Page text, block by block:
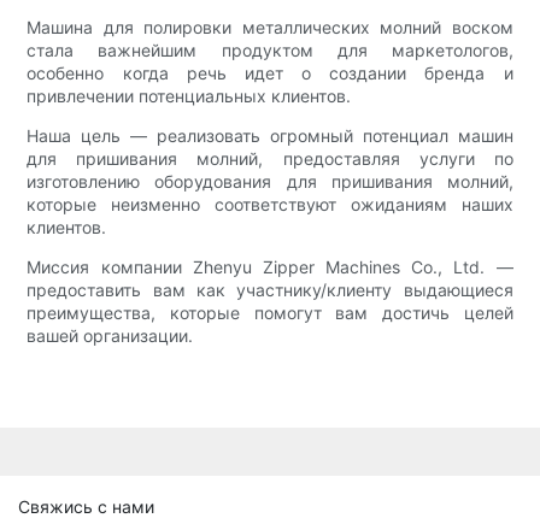
Машина для полировки металлических молний воском
стала важнейшим продуктом для маркетологов,
особенно когда речь идет о создании бренда и
привлечении потенциальных клиентов.
Наша цель — реализовать огромный потенциал машин
для пришивания молний, предоставляя услуги по
изготовлению оборудования для пришивания молний,
которые неизменно соответствуют ожиданиям наших
клиентов.
Миссия компании Zhenyu Zipper Machines Co., Ltd. —
предоставить вам как участнику/клиенту выдающиеся
преимущества, которые помогут вам достичь целей
вашей организации.
Свяжись с нами